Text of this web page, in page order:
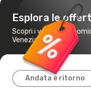
Esplora le
Scopri i voli più
Venezia
Andata e ritorno